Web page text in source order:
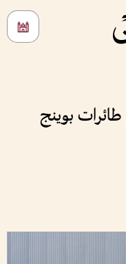
بوينج